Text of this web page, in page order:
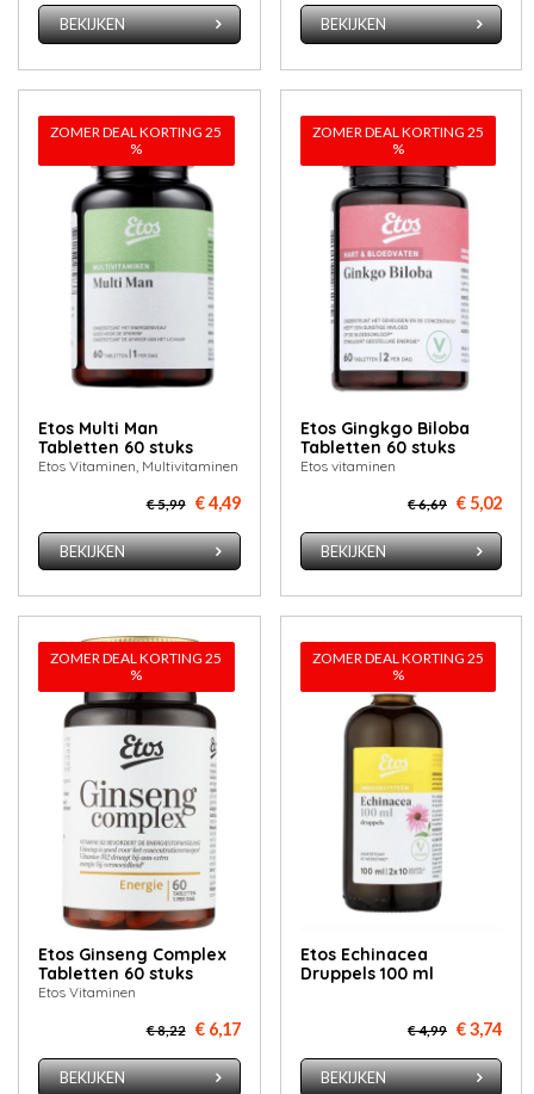
BEKIJKEN BEKIJKEN
ZOMER DEAL KORTING 25
%
Etos Multi Man
Tabletten 60 stuks
Etos Vitaminen, Multivitaminen
€ 5,99 € 4,49
BEKIJKEN
ZOMER DEAL KORTING 25
%
Etos Gingkgo Biloba
Tabletten 60 stuks
Etos vitaminen
€ 6,69 € 5,02
BEKIJKEN
ZOMER DEAL KORTING 25
%
Etos Ginseng Complex
Tabletten 60 stuks
Etos Vitaminen
€ 8,22 € 6,17
BEKIJKEN
ZOMER DEAL KORTING 25
%
Etos Echinacea
Druppels 100 ml
€ 4,99 € 3,74
BEKIJKEN